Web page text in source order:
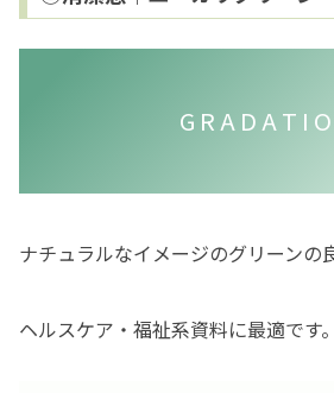
G R A D A T I
ナチュラルなイメージのグリーンの
ヘルスケア・福祉系資料に最適です。